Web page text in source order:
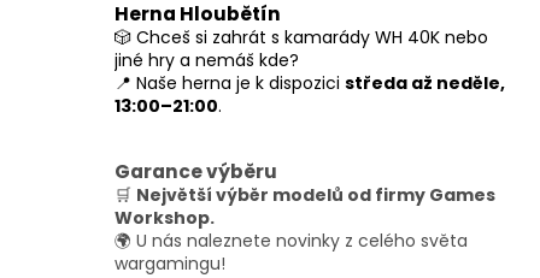
Herna Hloubětín
🎲 Chceš si zahrát s kamarády WH 40K nebo
jiné hry a nemáš kde?
📍 Naše herna je k dispozici středa až neděle,
13:00–21:00.
Garance výběru
🛒 Největší výběr modelů od firmy Games
Workshop.
🌍 U nás naleznete novinky z celého světa
wargamingu!